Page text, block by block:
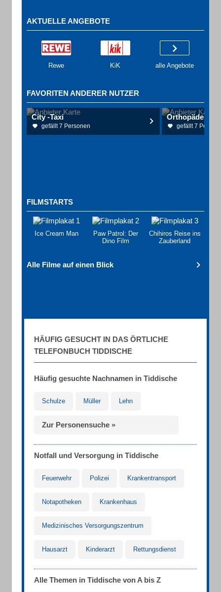
AKTUELLE ANGEBOTE
Rewe KiK alle Angebote
FAVORITEN ANDERER NUTZER
City -Taxi
gefällt 7 Personen gefällt 7
FILMSTARTS
Ice Cream Man
Paw Patrol: Der
Dino Film
Chihiros Reise ins
Zauberland
Alle Filme auf einen Blick
HÄUFIG GESUCHT IN DAS ÖRTLICHE
TELEFONBUCH TIDDISCHE
Häufig gesuchte Nachnamen in Tiddische
Schulze Müller Lehn
Zur Personensuche »
Notfall und Versorgung in Tiddische
Feuerwehr Polizei Krankentransport
Notapotheken Krankenhaus
Medizinisches Versorgungszentrum
Hausarzt Kinderarzt Rettungsdienst
Alle Themen in Tiddische von A bis Z